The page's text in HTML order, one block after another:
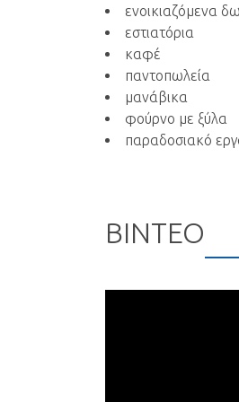
ενοικιαζόμενα
εστιατόρια
καφέ
παντοπωλεία
μανάβικα
φούρνο με ξύλα
παραδοσιακό
ΒΊΝΤΕΟ